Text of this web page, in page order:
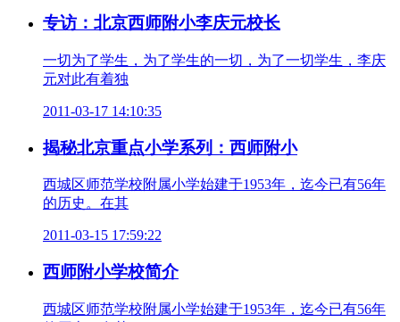
专访：北京西师附小李庆元校长
一切为了学生，为了学生的一切，为了一切学生，李庆
元对此有着独
2011-03-17 14:10:35
揭秘北京重点小学系列：西师附小
西城区师范学校附属小学始建于1953年，迄今已有56年
的历史。在其
2011-03-15 17:59:22
西师附小学校简介
西城区师范学校附属小学始建于1953年，迄今已有56年